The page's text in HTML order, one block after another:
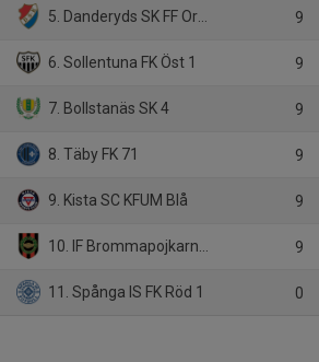
5. Danderyds SK FF Orange 9
6. Sollentuna FK Öst 1 9
7. Bollstanäs SK 4 9
8. Täby FK 71 9
9. Kista SC KFUM Blå 9
10. IF Brommapojkarna 2013-11 9
11. Spånga IS FK Röd 1 0